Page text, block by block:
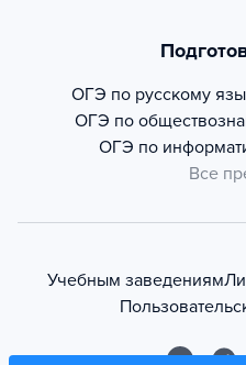
ОГЭ по русскому
ОГЭ по
ОГЭ по
Все
Учебным заведениям